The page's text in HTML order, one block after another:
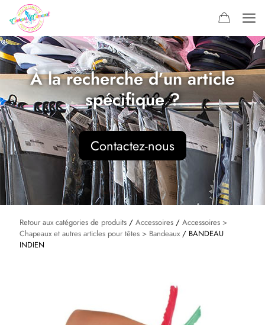
À la recherche d’un article
spécifique ?
Contactez-nous
Retour aux catégories de produits / Accessoires / Accessoires >
Chapeaux et autres articles pour têtes > Bandeaux / BANDEAU
INDIEN